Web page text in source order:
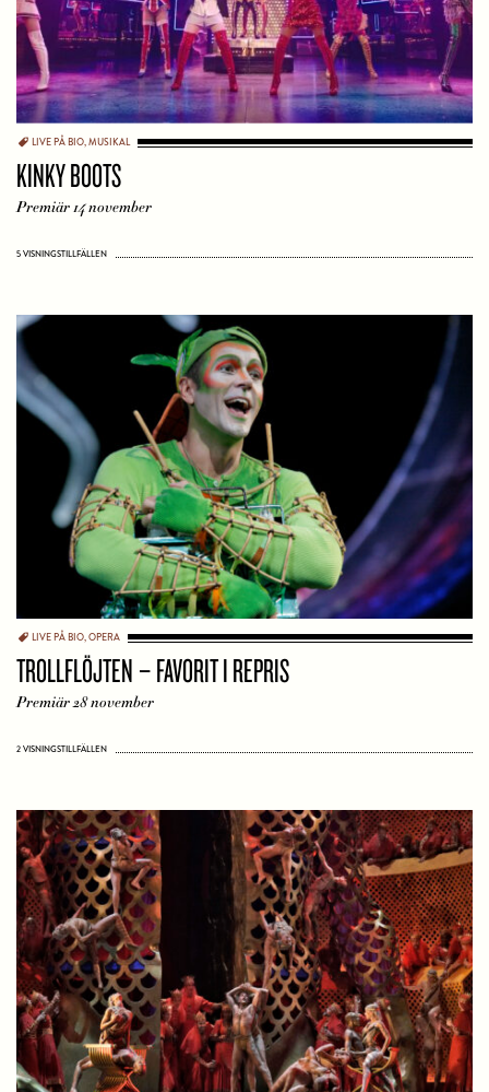
LIVE PÅ BIO,MUSIKAL
KINKY BOOTS
Premiär 14 november
5 VISNINGSTILLFÄLLEN
LIVE PÅ BIO,OPERA
TROLLFLÖJTEN – FAVORIT I REPRIS
Premiär 28 november
2 VISNINGSTILLFÄLLEN